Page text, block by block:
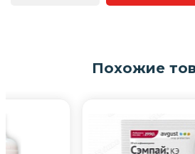
Похожие